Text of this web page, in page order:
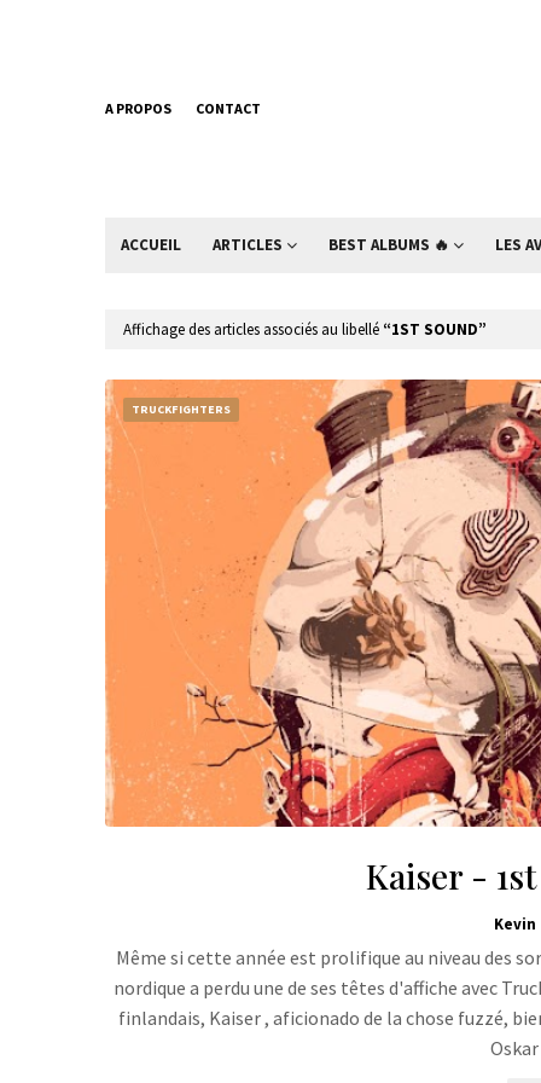
A PROPOS CONTACT
ACCUEIL ARTICLES BEST ALBUMS 🔥 LES
Affichage des articles associés au libellé 1ST SOUND
TRUCKFIGHTERS
Kaiser -
Kevin
Même si cette année est prolifique au niveau des
nordique a perdu une de ses têtes d'affiche avec
finlandais, Kaiser , aficionado de la chose fuzzé,